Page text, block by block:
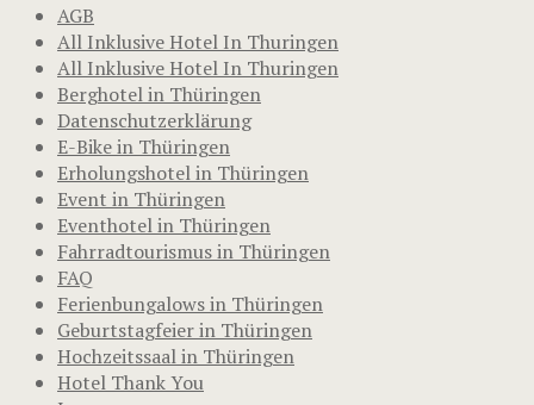
AGB
All Inklusive Hotel In Thuringen
All Inklusive Hotel In Thuringen
Berghotel in Thüringen
Datenschutzerklärung
E-Bike in Thüringen
Erholungshotel in Thüringen
Event in Thüringen
Eventhotel in Thüringen
Fahrradtourismus in Thüringen
FAQ
Ferienbungalows in Thüringen
Geburtstagfeier in Thüringen
Hochzeitssaal in Thüringen
Hotel Thank You